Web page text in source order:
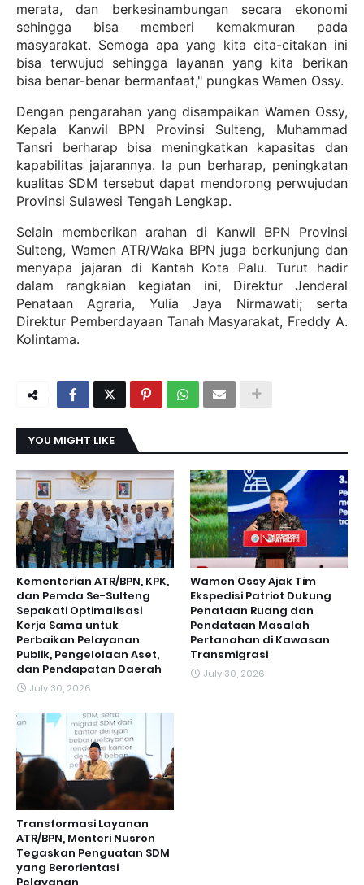
merata, dan berkesinambungan secara ekonomi
sehingga bisa memberi kemakmuran pada
masyarakat. Semoga apa yang kita cita-citakan ini
bisa terwujud sehingga layanan yang kita berikan
bisa benar-benar bermanfaat," pungkas Wamen Ossy.
Dengan pengarahan yang disampaikan Wamen Ossy,
Kepala Kanwil BPN Provinsi Sulteng, Muhammad
Tansri berharap bisa meningkatkan kapasitas dan
kapabilitas jajarannya. Ia pun berharap, peningkatan
kualitas SDM tersebut dapat mendorong perwujudan
Provinsi Sulawesi Tengah Lengkap.
Selain memberikan arahan di Kanwil BPN Provinsi
Sulteng, Wamen ATR/Waka BPN juga berkunjung dan
menyapa jajaran di Kantah Kota Palu. Turut hadir
dalam rangkaian kegiatan ini, Direktur Jenderal
Penataan Agraria, Yulia Jaya Nirmawati; serta
Direktur Pemberdayaan Tanah Masyarakat, Freddy A.
Kolintama.
YOU MIGHT LIKE
Kementerian ATR/BPN, KPK,
dan Pemda Se-Sulteng
Sepakati Optimalisasi
Kerja Sama untuk
Perbaikan Pelayanan
Publik, Pengelolaan Aset,
dan Pendapatan Daerah
July 30, 2026
Wamen Ossy Ajak Tim
Ekspedisi Patriot Dukung
Penataan Ruang dan
Pendataan Masalah
Pertanahan di Kawasan
Transmigrasi
July 30, 2026
Transformasi Layanan
ATR/BPN, Menteri Nusron
Tegaskan Penguatan SDM
yang Berorientasi